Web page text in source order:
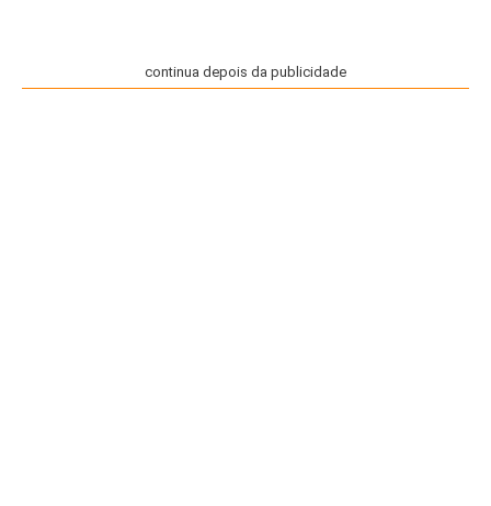
continua depois da publicidade